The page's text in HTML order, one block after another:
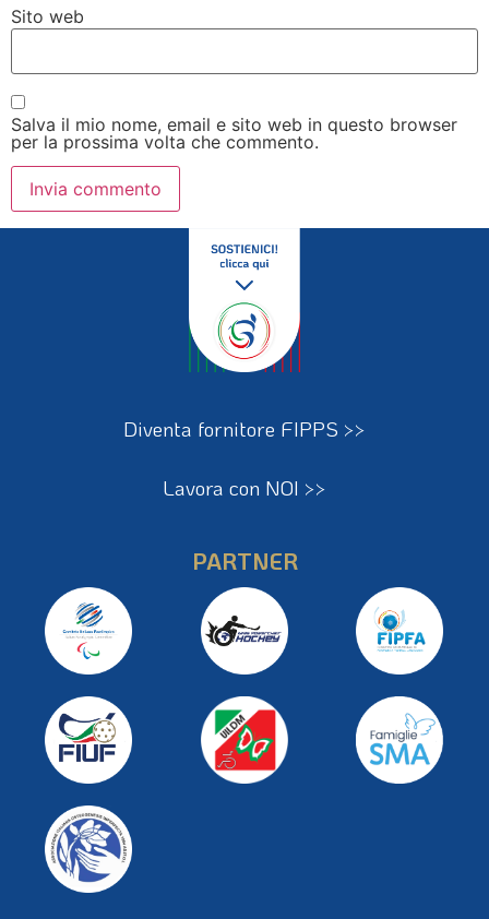
Sito web
Salva il mio nome, email e sito web in questo browser
per la prossima volta che commento.
Diventa fornitore FIPPS >>
Lavora con NOI >>
PARTNER